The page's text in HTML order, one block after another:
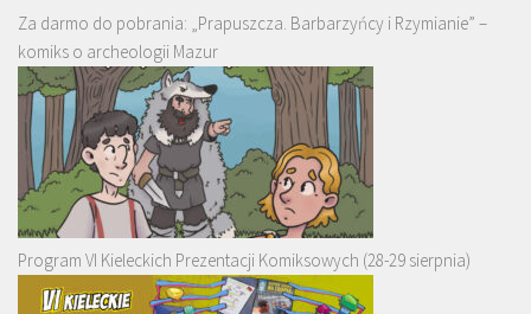
Za darmo do pobrania: „Prapuszcza. Barbarzyńcy i Rzymianie” –
komiks o archeologii Mazur
Program VI Kieleckich Prezentacji Komiksowych (28-29 sierpnia)